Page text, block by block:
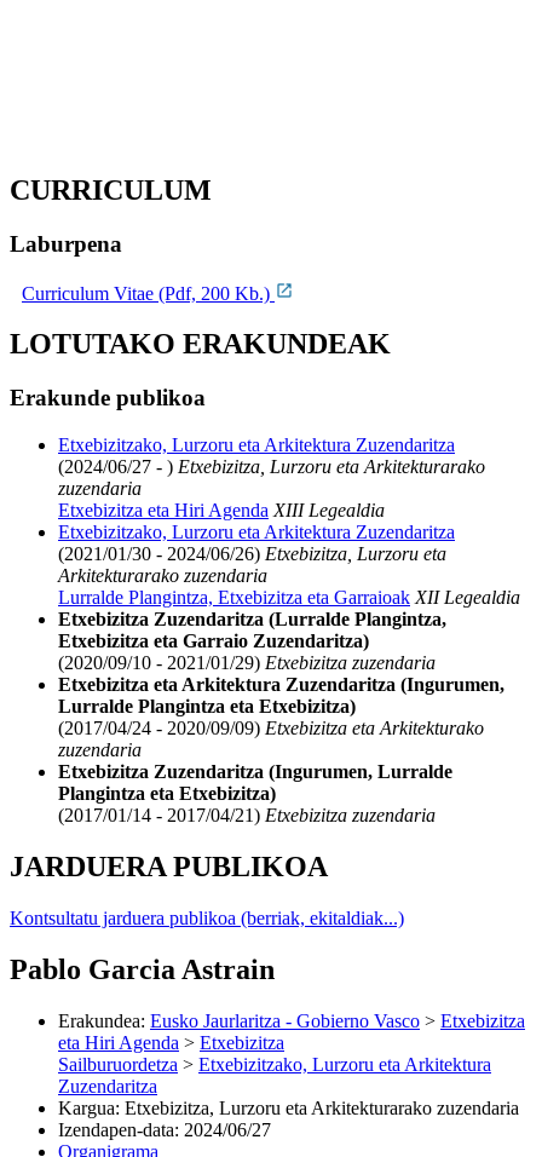
CURRICULUM
Laburpena
Curriculum Vitae (Pdf, 200 Kb.)
LOTUTAKO ERAKUNDEAK
Erakunde publikoa
Etxebizitzako, Lurzoru eta Arkitektura Zuzendaritza
(2024/06/27 - ) Etxebizitza, Lurzoru eta Arkitekturarako
zuzendaria
Etxebizitza eta Hiri Agenda XIII Legealdia
Etxebizitzako, Lurzoru eta Arkitektura Zuzendaritza
(2021/01/30 - 2024/06/26) Etxebizitza, Lurzoru eta
Arkitekturarako zuzendaria
Lurralde Plangintza, Etxebizitza eta Garraioak XII Legealdia
Etxebizitza Zuzendaritza (Lurralde Plangintza,
Etxebizitza eta Garraio Zuzendaritza)
(2020/09/10 - 2021/01/29) Etxebizitza zuzendaria
Etxebizitza eta Arkitektura Zuzendaritza (Ingurumen,
Lurralde Plangintza eta Etxebizitza)
(2017/04/24 - 2020/09/09) Etxebizitza eta Arkitekturako
zuzendaria
Etxebizitza Zuzendaritza (Ingurumen, Lurralde
Plangintza eta Etxebizitza)
(2017/01/14 - 2017/04/21) Etxebizitza zuzendaria
JARDUERA PUBLIKOA
Kontsultatu jarduera publikoa (berriak, ekitaldiak...)
Pablo Garcia Astrain
Erakundea: Eusko Jaurlaritza - Gobierno Vasco > Etxebizitza
eta Hiri Agenda > Etxebizitza
Sailburuordetza > Etxebizitzako, Lurzoru eta Arkitektura
Zuzendaritza
Kargua: Etxebizitza, Lurzoru eta Arkitekturarako zuzendaria
Izendapen-data: 2024/06/27
Organigrama